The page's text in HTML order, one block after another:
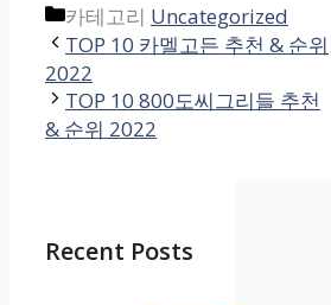
카테고리 Uncategorized
TOP 10 카멜고든 추천 & 순위
2022
TOP 10 800도씨그리들 추천
& 순위 2022
Recent Posts